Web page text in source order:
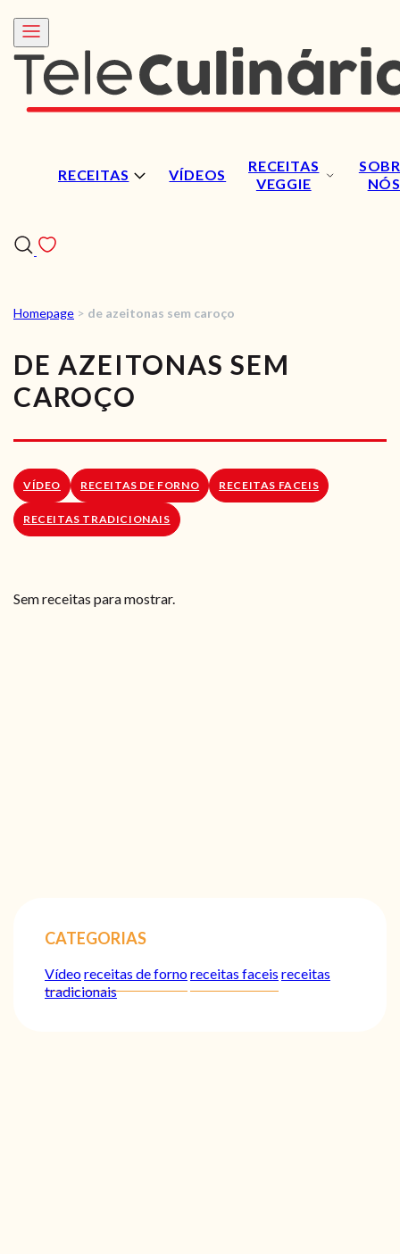
RECEITAS VÍDEOS
RECEITAS
VEGGIE
NÓS
RECEITAS
VÍDEOS
LOJA ONLINE
Homepage > de azeitonas sem caroço
DE AZEITONAS SEM
CAROÇO
VÍDEO RECEITAS DE FORNO RECEITAS FACEIS
RECEITAS TRADICIONAIS
Sem receitas para mostrar.
CATEGORIAS
Vídeoreceitas de fornoreceitas faceis receitas
tradicionais